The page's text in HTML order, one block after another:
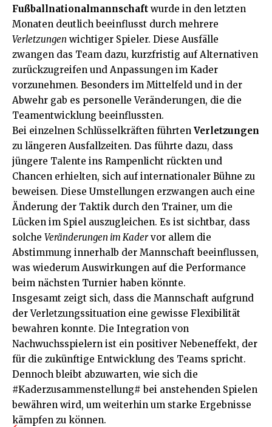
Fußballnationalmannschaft wurde in den letzten
Monaten deutlich beeinflusst durch mehrere
Verletzungen wichtiger Spieler. Diese Ausfälle
zwangen das Team dazu, kurzfristig auf Alternativen
zurückzugreifen und Anpassungen im Kader
vorzunehmen. Besonders im Mittelfeld und in der
Abwehr gab es personelle Veränderungen, die die
Teamentwicklung beeinflussten.
Bei einzelnen Schlüsselkräften führten Verletzungen
zu längeren Ausfallzeiten. Das führte dazu, dass
jüngere Talente ins Rampenlicht rückten und
Chancen erhielten, sich auf internationaler Bühne zu
beweisen. Diese Umstellungen erzwangen auch eine
Änderung der Taktik durch den Trainer, um die
Lücken im Spiel auszugleichen. Es ist sichtbar, dass
solche Veränderungen im Kadervor allem die
Abstimmung innerhalb der Mannschaft beeinflussen,
was wiederum Auswirkungen auf die Performance
beim nächsten Turnier haben könnte.
Insgesamt zeigt sich, dass die Mannschaft aufgrund
der Verletzungssituation eine gewisse Flexibilität
bewahren konnte. Die Integration von
Nachwuchsspielern ist ein positiver Nebeneffekt, der
für die zukünftige Entwicklung des Teams spricht.
Dennoch bleibt abzuwarten, wie sich die
#Kaderzusammenstellung# bei anstehenden Spielen
bewähren wird, um weiterhin um starke Ergebnisse
kämpfen zu können.